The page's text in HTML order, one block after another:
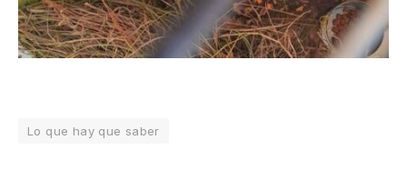
Lo que hay que saber